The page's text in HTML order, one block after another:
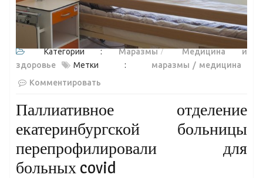
Категории :Маразмы
Медицина и
здоровье
Метки : маразмы
медицина
Комментировать
Паллиативное отделение
екатеринбургской больницы
перепрофилировали для
больных covid